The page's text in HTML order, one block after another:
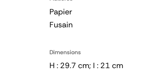
Papier
Fusain
Dimensions
H : 29.7 cm; l : 21 cm